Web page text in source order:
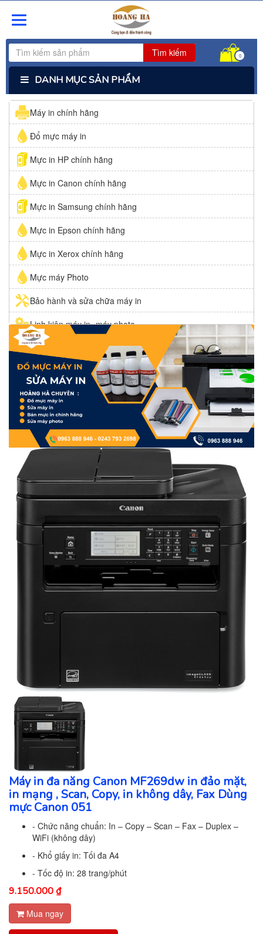
Tìm kiếm 0
DANH MỤC SẢN PHẨM
Máy in chính hãng
Đổ mực máy in
Mực in HP chính hãng
Mực in Canon chính hãng
Mực in Samsung chính hãng
Mực in Epson chính hãng
Mực in Xerox chính hãng
Mực máy Photo
Bảo hành và sửa chữa máy in
Linh kiện máy in- máy photo
Mực in giá rẻ VINAINK
Máy in đa năng Canon MF269dw in đảo mặt,
in mạng , Scan, Copy, in không dây, Fax Dùng
mực Canon 051
- Chức năng chuẩn: In – Copy – Scan – Fax – Duplex –
WiFi (không dây)
- Khổ giấy in: Tối đa A4
- Tốc độ in: 28 trang/phút
9.150.000 ₫
Mua ngay